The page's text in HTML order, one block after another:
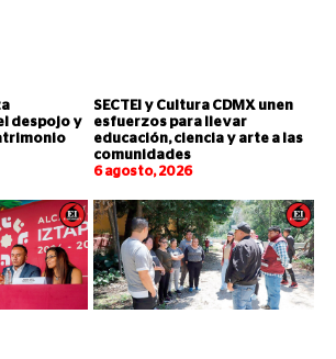
despojo y
SECTEI y Cultura CDMX unen
esfuerzos para llevar
educación, ciencia y arte a las
comunidades
6 agosto, 2026